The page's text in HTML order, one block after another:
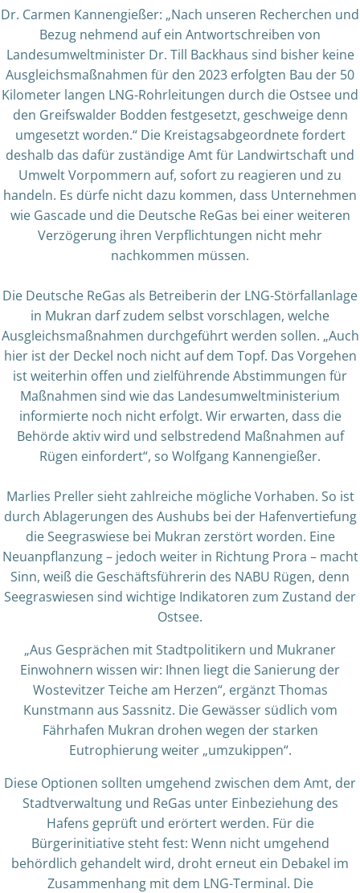
Dr. Carmen Kannengießer: „Nach unseren Recherchen und
Bezug nehmend auf ein Antwortschreiben von
Landesumweltminister Dr. Till Backhaus sind bisher keine
Ausgleichsmaßnahmen für den 2023 erfolgten Bau der 50
Kilometer langen LNG-Rohrleitungen durch die Ostsee und
den Greifswalder Bodden festgesetzt, geschweige denn
umgesetzt worden.“ Die Kreistagsabgeordnete fordert
deshalb das dafür zuständige Amt für Landwirtschaft und
Umwelt Vorpommern auf, sofort zu reagieren und zu
handeln. Es dürfe nicht dazu kommen, dass Unternehmen
wie Gascade und die Deutsche ReGas bei einer weiteren
Verzögerung ihren Verpflichtungen nicht mehr
nachkommen müssen.
Die Deutsche ReGas als Betreiberin der LNG-Störfallanlage
in Mukran darf zudem selbst vorschlagen, welche
Ausgleichsmaßnahmen durchgeführt werden sollen. „Auch
hier ist der Deckel noch nicht auf dem Topf. Das Vorgehen
ist weiterhin offen und zielführende Abstimmungen für
Maßnahmen sind wie das Landesumweltministerium
informierte noch nicht erfolgt. Wir erwarten, dass die
Behörde aktiv wird und selbstredend Maßnahmen auf
Rügen einfordert“, so Wolfgang Kannengießer.
Marlies Preller sieht zahlreiche mögliche Vorhaben. So ist
durch Ablagerungen des Aushubs bei der Hafenvertiefung
die Seegraswiese bei Mukran zerstört worden. Eine
Neuanpflanzung – jedoch weiter in Richtung Prora – macht
Sinn, weiß die Geschäftsführerin des NABU Rügen, denn
Seegraswiesen sind wichtige Indikatoren zum Zustand der
Ostsee.
„Aus Gesprächen mit Stadtpolitikern und Mukraner
Einwohnern wissen wir: Ihnen liegt die Sanierung der
Wostevitzer Teiche am Herzen“, ergänzt Thomas
Kunstmann aus Sassnitz. Die Gewässer südlich vom
Fährhafen Mukran drohen wegen der starken
Eutrophierung weiter „umzukippen“.
Diese Optionen sollten umgehend zwischen dem Amt, der
Stadtverwaltung und ReGas unter Einbeziehung des
Hafens geprüft und erörtert werden. Für die
Bürgerinitiative steht fest: Wenn nicht umgehend
behördlich gehandelt wird, droht erneut ein Debakel im
Zusammenhang mit dem LNG-Terminal. Die